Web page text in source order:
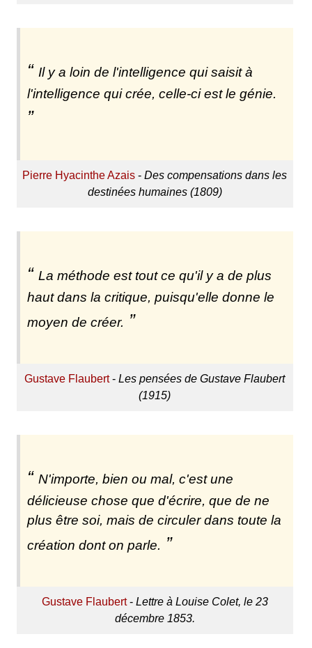
Il y a loin de l'intelligence qui saisit à
l'intelligence qui crée, celle-ci est le génie.
Pierre Hyacinthe Azais -Des compensations dans les
destinées humaines (1809)
La méthode est tout ce qu'il y a de plus
haut dans la critique, puisqu'elle donne le
moyen de créer.
Gustave Flaubert-Les pensées de Gustave Flaubert
(1915)
N'importe, bien ou mal, c'est une
délicieuse chose que d'écrire, que de ne
plus être soi, mais de circuler dans toute la
création dont on parle.
Gustave Flaubert- Lettre à Louise Colet, le 23
décembre 1853.